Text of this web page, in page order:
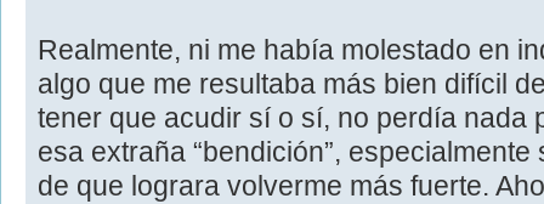
Realmente, ni me había molestado en
algo que me resultaba más bien difícil
tener que acudir sí o sí, no perdía nada
esa extraña “bendición”,
de que lograra volverme más fuerte.